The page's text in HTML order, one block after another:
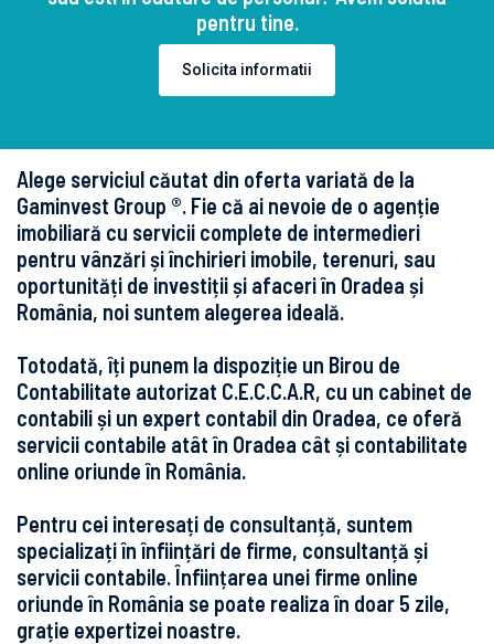
pentru tine.
Solicita informatii
Alege serviciul căutat din oferta variată de la
Gaminvest Group ®. Fie că ai nevoie de o agenție
imobiliară cu servicii complete de intermedieri
pentru vânzări și închirieri imobile, terenuri, sau
oportunități de investiții și afaceri în Oradea și
România, noi suntem alegerea ideală.
Totodată, îți punem la dispoziție un Birou de
Contabilitate autorizat C.E.C.C.A.R, cu un cabinet de
contabili și un expert contabil din Oradea, ce oferă
servicii contabile atât în Oradea cât și contabilitate
online oriunde în România.
Pentru cei interesați de consultanță, suntem
specializați în înființări de firme, consultanță și
servicii contabile. Înființarea unei firme online
oriunde în România se poate realiza în doar 5 zile,
grație expertizei noastre.